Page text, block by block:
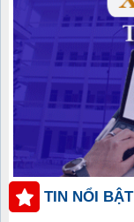
TIN NỔI BẬT